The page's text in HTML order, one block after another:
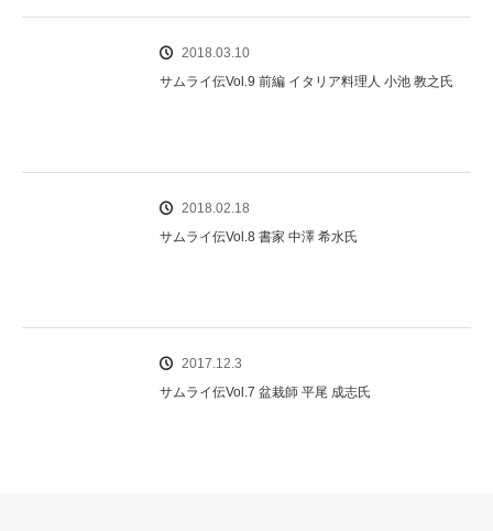
2018.03.10
サムライ伝Vol.9 前編 イタリア料理人 小池 教之氏
2018.02.18
サムライ伝Vol.8 書家 中澤 希水氏
2017.12.3
サムライ伝Vol.7 盆栽師 平尾 成志氏